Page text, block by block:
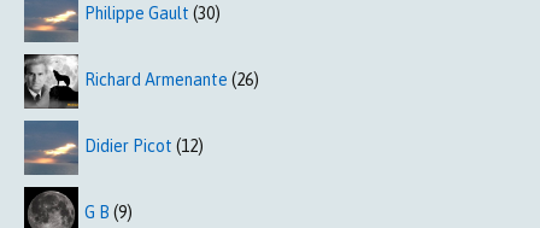
Philippe Gault (30)
Richard Armenante (26)
Didier Picot (12)
G B (9)